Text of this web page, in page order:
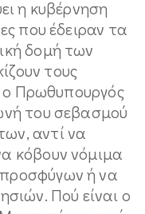
η κυβέρνηση
που έδειραν τα
δομή των
τους
ο Πρωθυπουργός
του σεβασμού
αντί να
κόβουν νόμιμα
ή να
Πού είναι ο